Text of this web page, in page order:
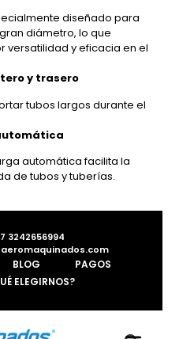
diseñado para
diámetro, lo que
versatilidad y eficacia en el
y trasero
tubos largos durante el
automática facilita la
de tubos y tuberías.